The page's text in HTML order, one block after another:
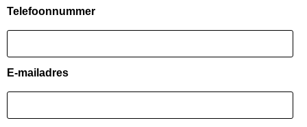
Telefoonnummer
E-mailadres